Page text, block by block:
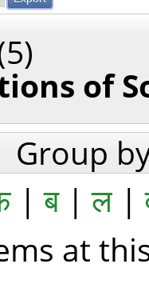
of
Group
|ब|ल |
at